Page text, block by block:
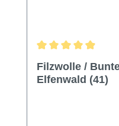
Filzwolle /
Elfenwald (41)